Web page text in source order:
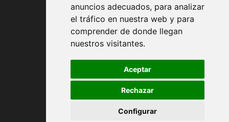
anuncios adecuados, para analizar
el tráfico en nuestra web y para
comprender de donde llegan
nuestros visitantes.
Aceptar
Rechazar
Configurar
Envío y entrega
Devoluciones
Formas de pago
Política de Privacidad